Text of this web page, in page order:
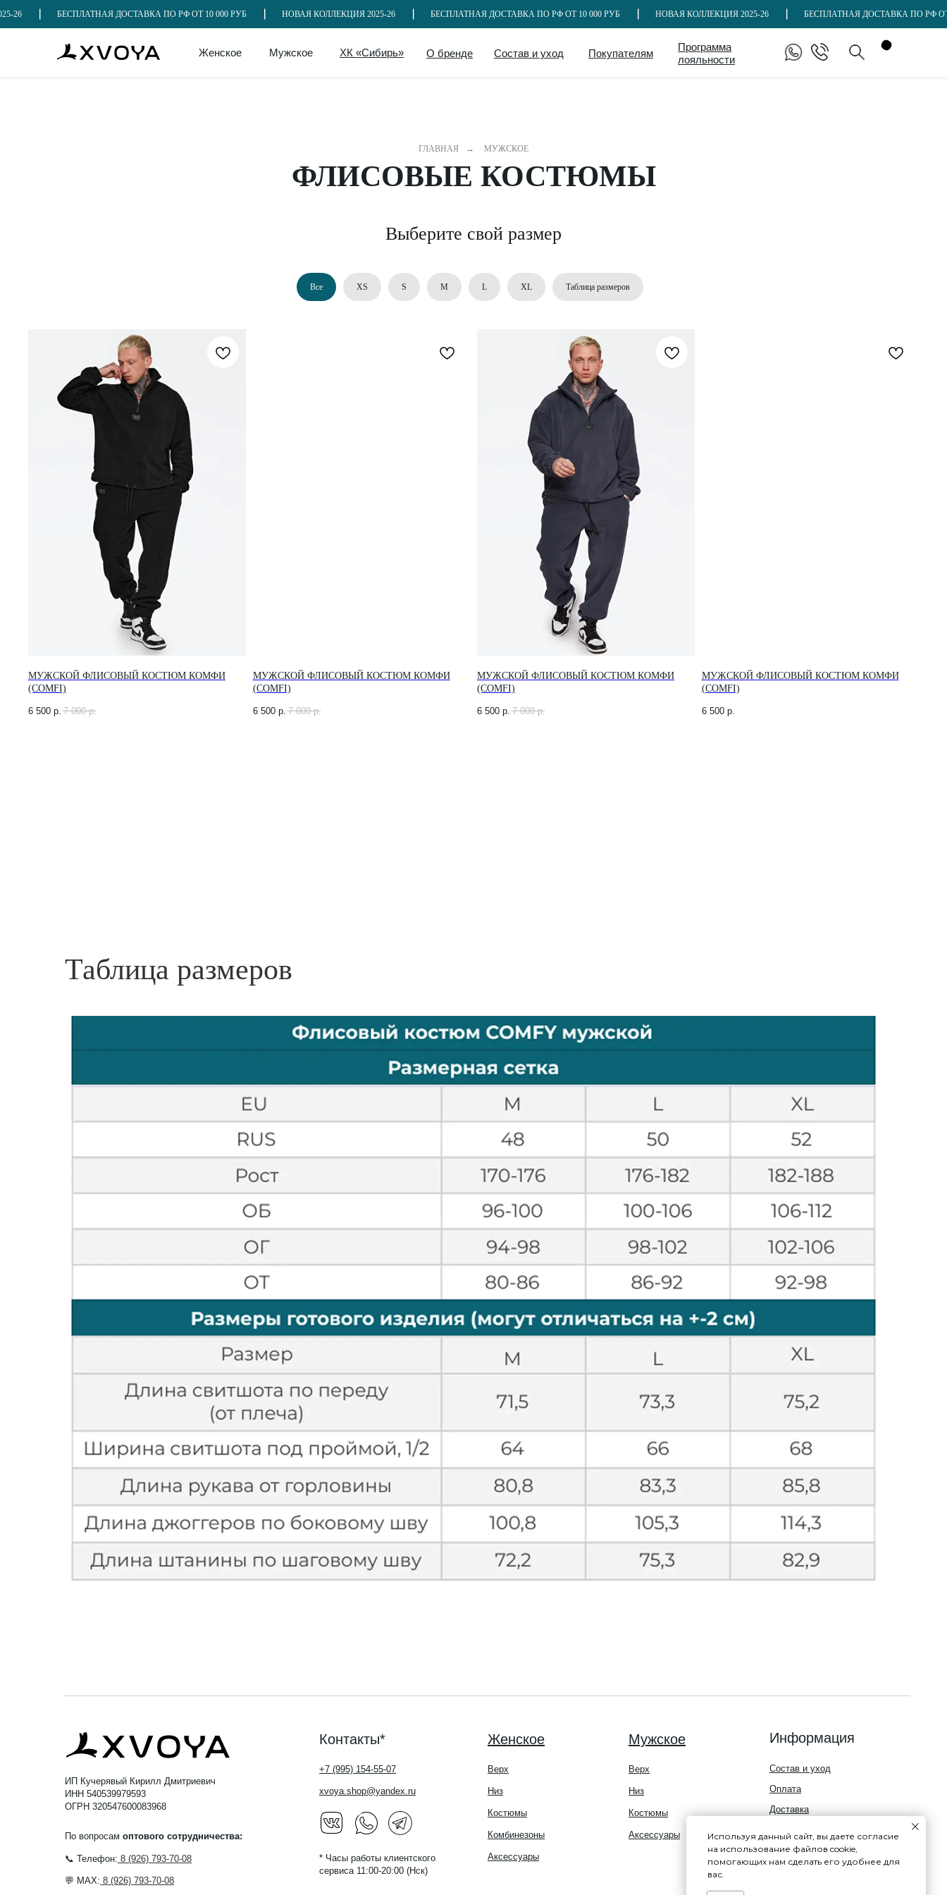
БЕСПЛАТНАЯ ДОСТАВКА ПО РФ ОТ 10 000 РУБ НОВАЯ КОЛЛЕКЦИЯ 2025-26 БЕСПЛАТНАЯ ДОСТАВКА ПО РФ ОТ 10 000 РУБ НОВАЯ КОЛЛЕКЦИЯ 2025-26 БЕСПЛАТНАЯ ДОСТАВКА ПО РФ ОТ 10
Программа
лояльности
Покупателям
Состав и уход
О бренде
ХК «Сибирь»
Мужское
Женское
ГЛАВНАЯ → МУЖСКОЕ
ФЛИСОВЫЕ КОСТЮМЫ
Выберите свой размер
Все XS S M L XL Таблица размеров
МУЖСКОЙ ФЛИСОВЫЙ КОСТЮМ КОМФИ
(COMFI)
6 500 р. 7 000 р.
МУЖСКОЙ ФЛИСОВЫЙ КОСТЮМ КОМФИ
(COMFI)
6 500 р. 7 000 р.
МУЖСКОЙ ФЛИСОВЫЙ КОСТЮМ КОМФИ
(COMFI)
6 500 р. 7 000 р.
МУЖСКОЙ ФЛИСОВЫЙ КОСТЮМ КОМФИ
(COMFI)
6 500 р.
Таблица размеров
Используя данный сайт, вы даете согласие
на использование файлов cookie,
помогающих нам сделать его удобнее для
вас.
Контакты*
ИП Кучерявый Кирилл Дмитриевич
ИНН 540539979593
ОГРН 320547600083968
О бренде
Оплата
Доставка
Состав и уход
Мужское Информация
Аксессуары
Комбинезоны
Костюмы
Низ
Верх Верх
Низ
Костюмы
Аксессуары
💬 MAX: 8 (926) 793-70-08
📞 Телефон: 8 (926) 793-70-08
По вопросам оптового сотрудничества:
* Часы работы клиентского
сервиса 11:00-20:00 (Нск)
xvoya.shop@yandex.ru
+7 (995) 154-55-07
Женское